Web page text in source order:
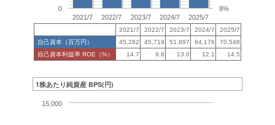
2021/7 2022/7 2023/7 2024/7 2025/7
0 8%
2021/7 2022/7 2023/7 2024/7
2025/7
自己資本（百万円）
45,282 45,719 51,897 64,176
70,548
自己資本利益率 ROE（%）
14.7 9.8 13.0 12.1 14.5
1株あたり純資産 BPS(円)
15,000